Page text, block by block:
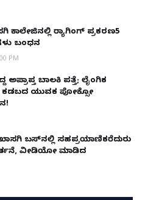
ಕಾಲೇಜಿನಲ್ಲಿ ರ‌್ಯಾಗಿಂಗ್ ಪ್ರಕರಣ5
ಬಂಧನ
PM
ಅಪ್ರಾಪ್ತ ಬಾಲಕಿ ಪತ್ತೆ; ಲೈಂಗಿಕ
ಕಡಬದ ಯುವಕ ಪೋಕ್ಸೋ
ಬಸ್‌ನಲ್ಲಿ ಸಹಪ್ರಯಾಣಿಕರೆದುರು
ವೀಡಿಯೋ ಮಾಡಿದ